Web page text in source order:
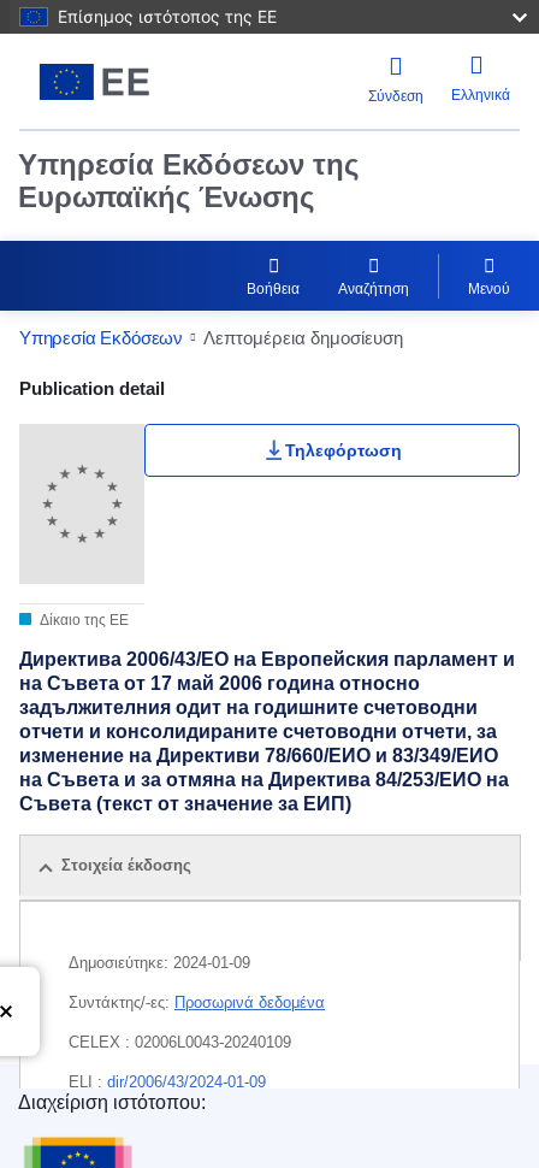
Επίσημος ιστότοπος της ΕΕ
Σύνδεση Ελληνικά
Υπηρεσία Εκδόσεων της
Ευρωπαϊκής Ένωσης
Βοήθεια Αναζήτηση Μενού
Υπηρεσία Εκδόσεων Λεπτομέρεια δημοσίευση
Publication Detail Actions Portlet
Publication detail
Δίκαιο της ΕΕ
Τηλεφόρτωση
Директива 2006/43/ЕО на Европейския парламент и
на Съвета от 17 май 2006 година относно
задължителния одит на годишните счетоводни
отчети и консолидираните счетоводни отчети, за
изменение на Директиви 78/660/ЕИО и 83/349/ЕИО
на Съвета и за отмяна на Директива 84/253/ЕИО на
Съвета (текст от значение за ЕИП)
Στοιχεία έκδοσης
Δημοσιεύτηκε: 2024-01-09
Συντάκτης/-ες: Προσωρινά δεδομένα
CELEX : 02006L0043-20240109
ELI : dir/2006/43/2024-01-09
EDITION : 4c560083-91c6-11ed-b508-01aa75ed71a1
Υπηρεσία Εκδόσεων της Ευρωπαϊκής Ένωσης
Διαχείριση ιστότοπου: